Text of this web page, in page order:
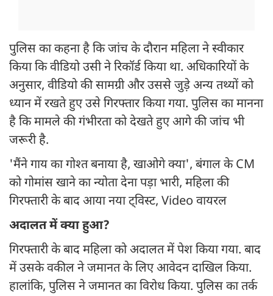
पुलिस का कहना है कि जांच के दौरान महिला ने स्वीकार
किया कि वीडियो उसी ने रिकॉर्ड किया था. अधिकारियों के
अनुसार, वीडियो की सामग्री और उससे जुड़े अन्य तथ्यों को
ध्यान में रखते हुए उसे गिरफ्तार किया गया. पुलिस का मानना
है कि मामले की गंभीरता को देखते हुए आगे की जांच भी
जरूरी है.
'मैंने गाय का गोश्त बनाया है, खाओगे क्या', बंगाल के CM
को गोमांस खाने का न्योता देना पड़ा भारी, महिला की
गिरफ्तारी के बाद आया नया ट्विस्ट, Video वायरल
अदालत में क्या हुआ?
गिरफ्तारी के बाद महिला को अदालत में पेश किया गया. बाद
में उसके वकील ने जमानत के लिए आवेदन दाखिल किया.
हालांकि, पुलिस ने जमानत का विरोध किया. पुलिस का तर्क